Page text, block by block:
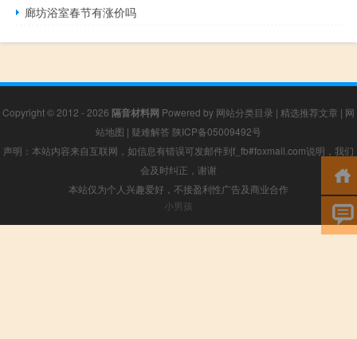
廊坊浴室春节有涨价吗
Copyright © 2012 - 2026 隔音材料网 Powered by 网站分类目录 | 精选推荐文章 | 网
站地图 | 疑难解答 陕ICP备05009492号
声明：本站内容来自互联网，如信息有错误可发邮件到f_fb#foxmail.com说明，我们
会及时纠正，谢谢
本站仅为个人兴趣爱好，不接盈利性广告及商业合作
小男孩